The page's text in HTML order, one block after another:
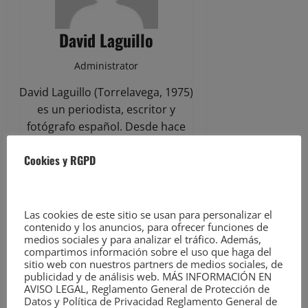
David Laguillo
Administrator
David Laguillo (Torrelavega, 1975)
es un periodista, escritor y
fotógrafo español. Desde hace
comunicación de ámbito nacional y
Como fotógrafo también ha
ilustrado libros y artículos
periodísticos. Más información en
https://davidlaguillo.com/biografia/
Visitar el sitio web
Cookies y RGPD
Las cookies de este sitio se usan para personalizar el
contenido y los anuncios, para ofrecer funciones de
medios sociales y para analizar el tráfico. Además,
compartimos información sobre el uso que haga del
sitio web con nuestros partners de medios sociales, de
publicidad y de análisis web. MÁS INFORMACIÓN EN
AVISO LEGAL, Reglamento General de Protección de
Datos y Política de Privacidad Reglamento General de